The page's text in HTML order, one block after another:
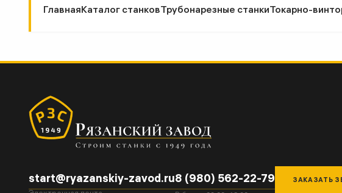
ГлавнаяКаталог станковТрубонарезные станкиТокарно-
start@ryazanskiy-zavod.ru8 (980) 562-22-79 ЗАКАЗАТЬ